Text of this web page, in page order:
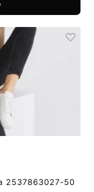
2537863027-50